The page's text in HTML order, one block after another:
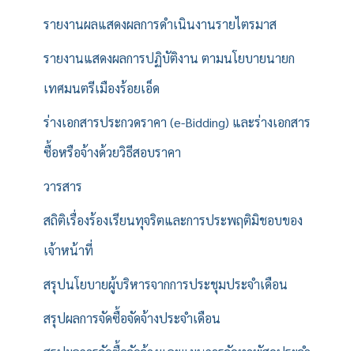
รายงานผลแสดงผลการดำเนินงานรายไตรมาส
รายงานแสดงผลการปฏิบัติงาน ตามนโยบายนายก
เทศมนตรีเมืองร้อยเอ็ด
ร่างเอกสารประกวดราคา (e-Bidding) และร่างเอกสาร
ซื้อหรือจ้างด้วยวิธีสอบราคา
วารสาร
สถิติเรื่องร้องเรียนทุจริตและการประพฤติมิชอบของ
เจ้าหน้าที่
สรุปนโยบายผู้บริหารจากการประชุมประจำเดือน
สรุปผลการจัดซื้อจัดจ้างประจำเดือน